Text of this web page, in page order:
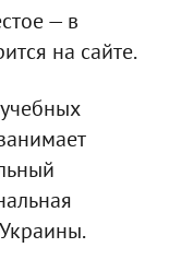
— в
на сайте.